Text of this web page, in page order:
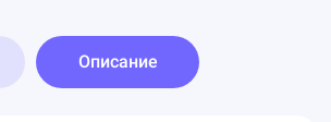
Описание